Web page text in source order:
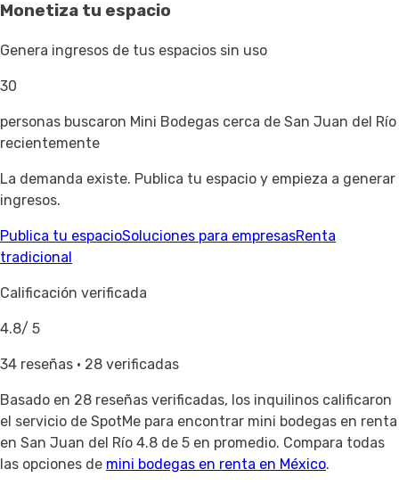
Monetiza tu espacio
Genera ingresos de tus espacios sin uso
30
personas buscaron Mini Bodegas cerca de San Juan del Río
recientemente
La demanda existe. Publica tu espacio y empieza a generar
ingresos.
Publica tu espacioSoluciones para empresasRenta
tradicional
Calificación verificada
4.8/ 5
34 reseñas · 28 verificadas
Basado en 28 reseñas verificadas, los inquilinos calificaron
el servicio de SpotMe para encontrar mini bodegas en renta
en San Juan del Río 4.8 de 5 en promedio. Compara todas
las opciones de mini bodegas en renta en México.